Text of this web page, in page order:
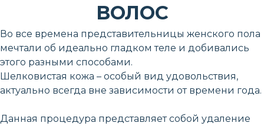
ВОЛОС
Во все времена представительницы женского пола
мечтали об идеально гладком теле и добивались
этого разными способами.
Шелковистая кожа – особый вид удовольствия,
актуально всегда вне зависимости от времени года.
Данная процедура представляет собой удаление